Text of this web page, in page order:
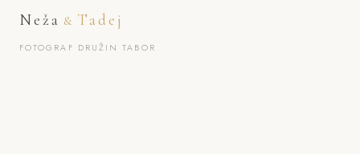
Neža & Tadej
FOTOGRAF DRUŽIN TABOR